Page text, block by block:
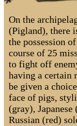
On the
(Pigland), there
the possession
course of 25
to fight off
having a certain
be given a
face of pigs,
(gray),
Russian (red)